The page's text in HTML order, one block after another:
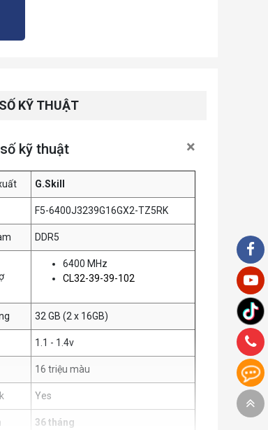
KỸ THUẬT
kỹ thuật ×
G.Skill
F5-6400J3239G16GX2-TZ5RK
DDR5
6400 MHz
CL32-39-39-102
32 GB (2 x 16GB)
1.1 - 1.4v
16 triệu màu
Yes
36 tháng